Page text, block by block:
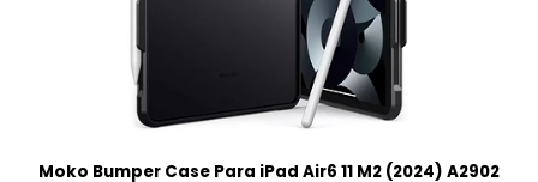
Moko Bumper Case Para iPad Air6 11 M2 (2024) A2902